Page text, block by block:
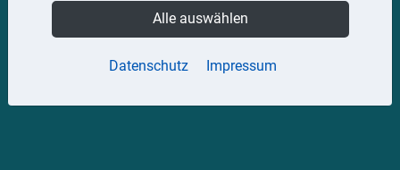
Datenschutz Impressum
Alle auswählen